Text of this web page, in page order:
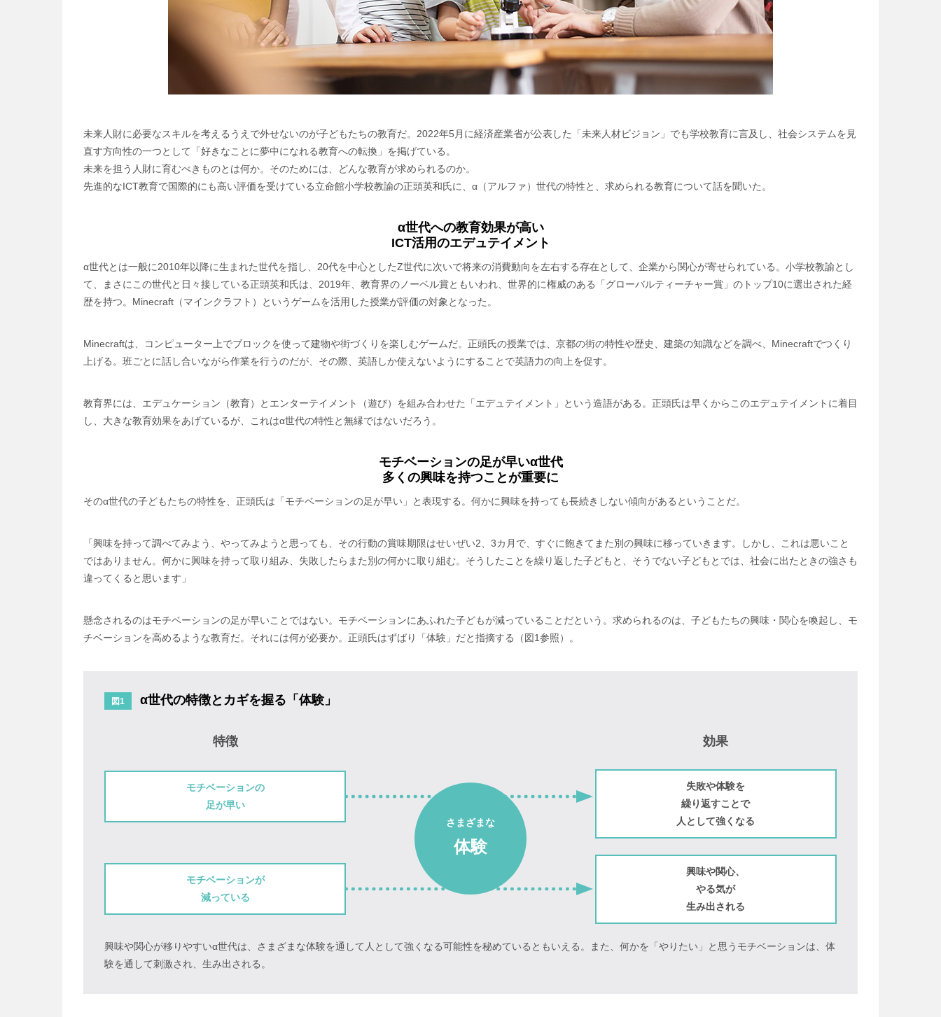
未来人財に必要なスキルを考えるうえで外せないのが子どもたちの教育だ。2022年5月に経済産業省が公表した「未来人材ビジョン」でも学校教育に言及し、社会システムを見
直す方向性の一つとして「好きなことに夢中になれる教育への転換」を掲げている。
未来を担う人財に育むべきものとは何か。そのためには、どんな教育が求められるのか。
先進的なICT教育で国際的にも高い評価を受けている立命館小学校教諭の正頭英和氏に、α（アルファ）世代の特性と、求められる教育について話を聞いた。
α世代への教育効果が高い
ICT活用のエデュテイメント
α世代とは一般に2010年以降に生まれた世代を指し、20代を中心としたZ世代に次いで将来の消費動向を左右する存在として、企業から関心が寄せられている。小学校教諭とし
て、まさにこの世代と日々接している正頭英和氏は、2019年、教育界のノーベル賞ともいわれ、世界的に権威のある「グローバルティーチャー賞」のトップ10に選出された経
歴を持つ。Minecraft（マインクラフト）というゲームを活用した授業が評価の対象となった。
Minecraftは、コンピューター上でブロックを使って建物や街づくりを楽しむゲームだ。正頭氏の授業では、京都の街の特性や歴史、建築の知識などを調べ、Minecraftでつくり
上げる。班ごとに話し合いながら作業を行うのだが、その際、英語しか使えないようにすることで英語力の向上を促す。
教育界には、エデュケーション（教育）とエンターテイメント（遊び）を組み合わせた「エデュテイメント」という造語がある。正頭氏は早くからこのエデュテイメントに着目
し、大きな教育効果をあげているが、これはα世代の特性と無縁ではないだろう。
モチベーションの足が早いα世代
多くの興味を持つことが重要に
そのα世代の子どもたちの特性を、正頭氏は「モチベーションの足が早い」と表現する。何かに興味を持っても長続きしない傾向があるということだ。
「興味を持って調べてみよう、やってみようと思っても、その行動の賞味期限はせいぜい2、3カ月で、すぐに飽きてまた別の興味に移っていきます。しかし、これは悪いこと
ではありません。何かに興味を持って取り組み、失敗したらまた別の何かに取り組む。そうしたことを繰り返した子どもと、そうでない子どもとでは、社会に出たときの強さも
違ってくると思います」
懸念されるのはモチベーションの足が早いことではない。モチベーションにあふれた子どもが減っていることだという。求められるのは、子どもたちの興味・関心を喚起し、モ
チベーションを高めるような教育だ。それには何が必要か。正頭氏はずばり「体験」だと指摘する（図1参照）。
図1 α世代の特徴とカギを握る「体験」
特徴
モチベーションの
足が早い
モチベーションが
減っている
さまざまな
体験
効果
失敗や体験を
繰り返すことで
人として強くなる
興味や関心、
やる気が
生み出される
興味や関心が移りやすいα世代は、さまざまな体験を通して人として強くなる可能性を秘めているともいえる。また、何かを「やりたい」と思うモチベーションは、体
験を通して刺激され、生み出される。